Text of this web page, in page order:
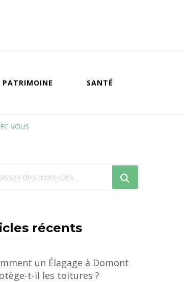
PATRIMOINE SANTÉ
VOUS
récents
un Élagage à Domont
t-il les toitures ?